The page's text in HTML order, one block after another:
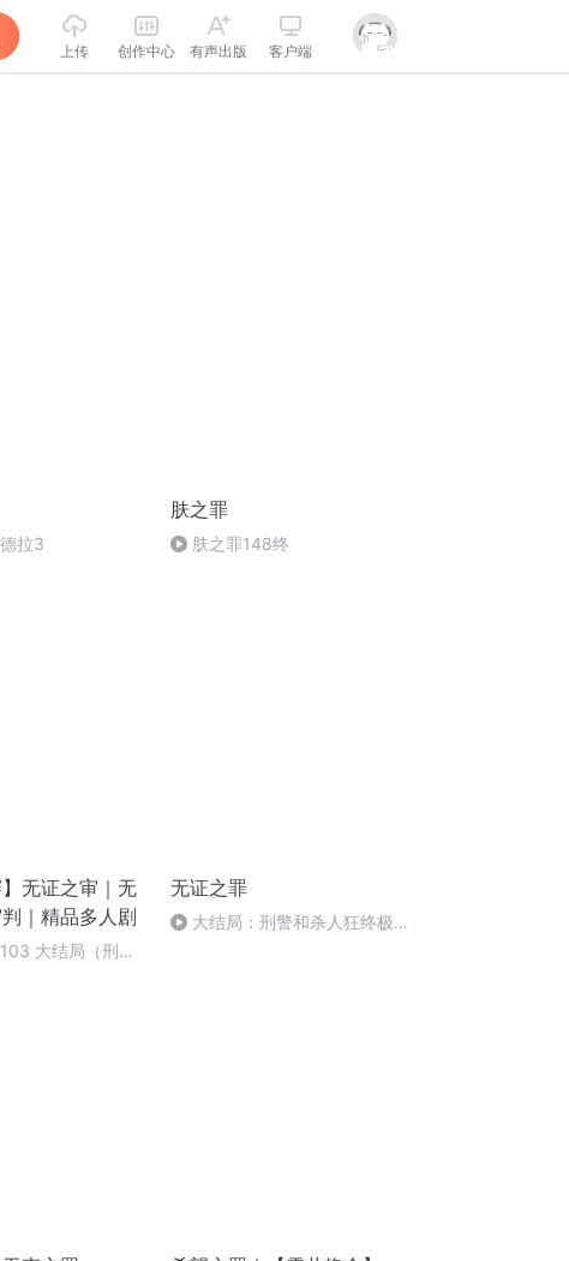
上传 创作中心 有声出版 客户端
拉3
肤之罪
肤之罪148终
】无证之审｜无
｜精品多人剧
大结局（刑侦
无证之罪
大结局：刑警和杀人狂终极